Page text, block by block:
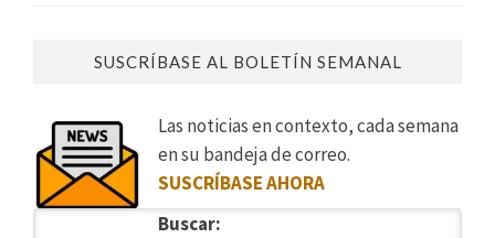
SUSCRÍBASE AL BOLETÍN SEMANAL
Las noticias en contexto, cada semana
en su bandeja de correo.
SUSCRÍBASE AHORA
Buscar: